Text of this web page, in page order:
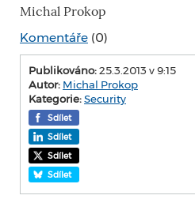
Michal Prokop
Komentáře (0)
Publikováno:25.3.2013 v 9:15
Autor: Michal Prokop
Kategorie:Security
Sdílet
Sdílet
Sdílet
Sdílet